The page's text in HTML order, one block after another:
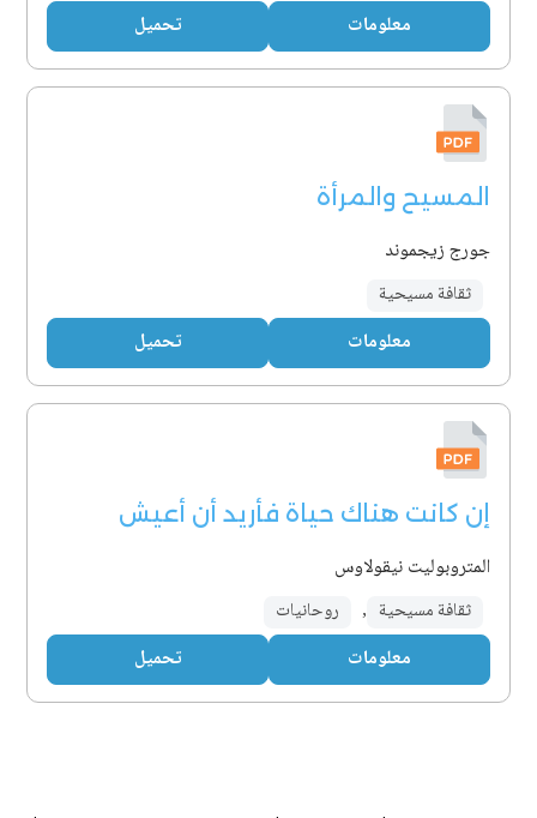
معلومات تحميل
المسيح والمرأة
جورج زيجموند
ثقافة مسيحية
معلومات تحميل
إن كانت هناك حياة فأريد أن أعيش
المتروبوليت نيقولاوس
ثقافة مسيحية , روحانيات
معلومات تحميل